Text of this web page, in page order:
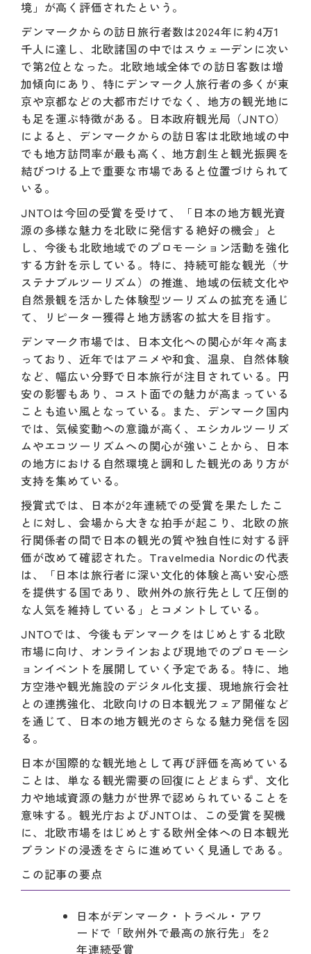
境」が高く評価されたという。
デンマークからの訪日旅行者数は2024年に約4万1
千人に達し、北欧諸国の中ではスウェーデンに次い
で第2位となった。北欧地域全体での訪日客数は増
加傾向にあり、特にデンマーク人旅行者の多くが東
京や京都などの大都市だけでなく、地方の観光地に
も足を運ぶ特徴がある。日本政府観光局（JNTO）
によると、デンマークからの訪日客は北欧地域の中
でも地方訪問率が最も高く、地方創生と観光振興を
結びつける上で重要な市場であると位置づけられて
いる。
JNTOは今回の受賞を受けて、「日本の地方観光資
源の多様な魅力を北欧に発信する絶好の機会」と
し、今後も北欧地域でのプロモーション活動を強化
する方針を示している。特に、持続可能な観光（サ
ステナブルツーリズム）の推進、地域の伝統文化や
自然景観を活かした体験型ツーリズムの拡充を通じ
て、リピーター獲得と地方誘客の拡大を目指す。
デンマーク市場では、日本文化への関心が年々高ま
っており、近年ではアニメや和食、温泉、自然体験
など、幅広い分野で日本旅行が注目されている。円
安の影響もあり、コスト面での魅力が高まっている
ことも追い風となっている。また、デンマーク国内
では、気候変動への意識が高く、エシカルツーリズ
ムやエコツーリズムへの関心が強いことから、日本
の地方における自然環境と調和した観光のあり方が
支持を集めている。
授賞式では、日本が2年連続での受賞を果たしたこ
とに対し、会場から大きな拍手が起こり、北欧の旅
行関係者の間で日本の観光の質や独自性に対する評
価が改めて確認された。Travelmedia Nordicの代表
は、「日本は旅行者に深い文化的体験と高い安心感
を提供する国であり、欧州外の旅行先として圧倒的
な人気を維持している」とコメントしている。
JNTOでは、今後もデンマークをはじめとする北欧
市場に向け、オンラインおよび現地でのプロモーシ
ョンイベントを展開していく予定である。特に、地
方空港や観光施設のデジタル化支援、現地旅行会社
との連携強化、北欧向けの日本観光フェア開催など
を通じて、日本の地方観光のさらなる魅力発信を図
る。
日本が国際的な観光地として再び評価を高めている
ことは、単なる観光需要の回復にとどまらず、文化
力や地域資源の魅力が世界で認められていることを
意味する。観光庁およびJNTOは、この受賞を契機
に、北欧市場をはじめとする欧州全体への日本観光
ブランドの浸透をさらに進めていく見通しである。
この記事の要点
日本がデンマーク・トラベル・アワ
ードで「欧州外で最高の旅行先」を2
年連続受賞